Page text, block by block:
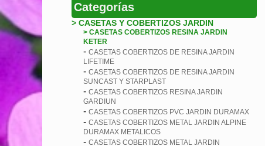
Categorías
> CASETAS Y COBERTIZOS JARDIN
> CASETAS COBERTIZOS RESINA JARDIN
KETER
- CASETAS COBERTIZOS DE RESINA JARDIN
LIFETIME
- CASETAS COBERTIZOS DE RESINA JARDIN
SUNCAST Y STARPLAST
- CASETAS COBERTIZOS RESINA JARDIN
GARDIUN
- CASETAS COBERTIZOS PVC JARDIN DURAMAX
- CASETAS COBERTIZOS METAL JARDIN ALPINE
DURAMAX METALICOS
- CASETAS COBERTIZOS METAL JARDIN